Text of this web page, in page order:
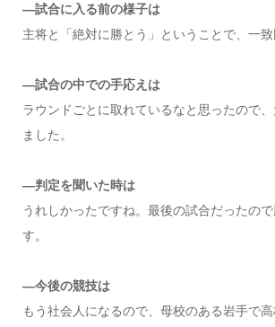
―試合に入る前の様子は
主将と「絶対に勝とう」ということで、一致
―試合の中での手応えは
ラウンドごとに取れているなと思ったので
ました。
―判定を聞いた時は
うれしかったですね。最後の試合だったの
す。
―今後の競技は
もう社会人になるので、母校のある岩手で